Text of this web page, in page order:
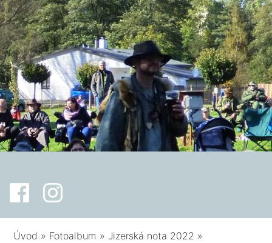
Úvod » Fotoalbum » Jizerská nota 2022 »